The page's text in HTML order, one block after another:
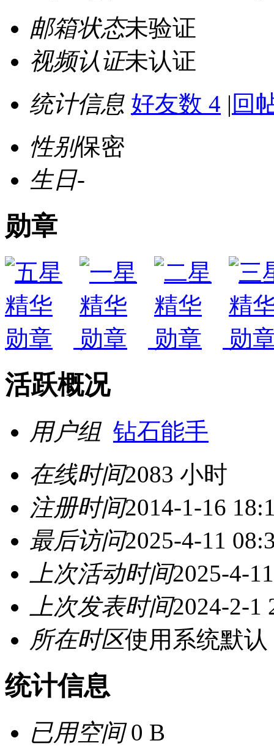
邮箱状态未验证
视频认证未认证
统计信息 好友数 4 | 回
性别保密
生日-
勋章
活跃概况
用户组 钻石能手
在线时间2083 小时
注册时间2014-1-16
最后访问2025-4-11
上次活动时间2025-4-
上次发表时间2024-2-1
所在时区使用系统默认
统计信息
已用空间0 B